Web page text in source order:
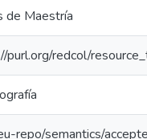
de Maestría
purl.org/redcol/
repo/semantics/